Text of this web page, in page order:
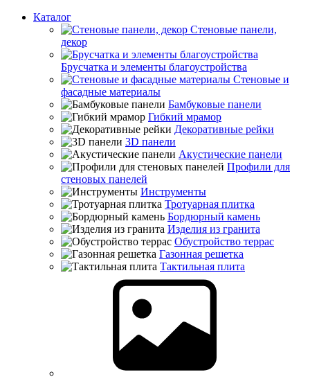
Каталог
Стеновые панели,
декор
Брусчатка и элементы благоустройства
Стеновые и
фасадные материалы
Бамбуковые панели
Гибкий мрамор
Декоративные рейки
3D панели
Акустические панели
Профили для
стеновых панелей
Инструменты
Тротуарная плитка
Бордюрный камень
Изделия из гранита
Обустройство террас
Газонная решетка
Тактильная плита